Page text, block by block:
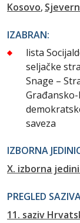
Kosovo
IZABRAN:
lista
seljačke
Snage –
saveza
IZBORNA
X. izborna
PREGLED
11. saziv